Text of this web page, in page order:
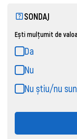
SONDAJ
Ești mulțumit de
Da
Nu
Nu știu/nu